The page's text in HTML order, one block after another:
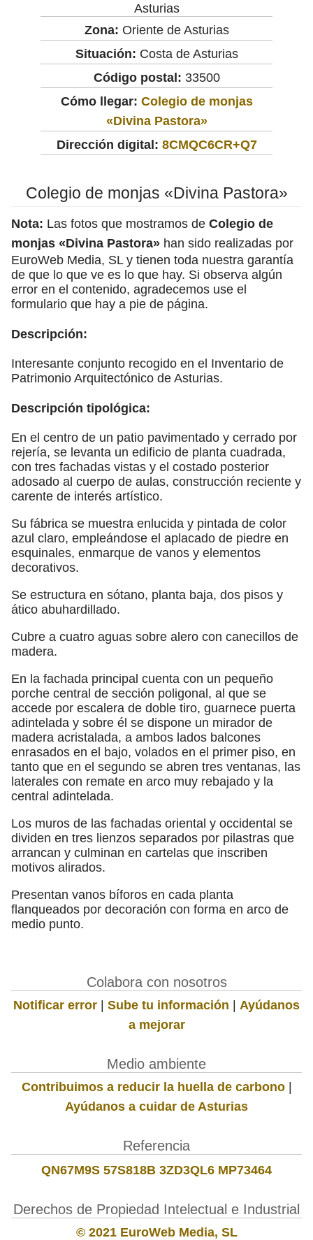
Asturias
Zona: Oriente de Asturias
Situación: Costa de Asturias
Código postal: 33500
Cómo llegar: Colegio de monjas
«Divina Pastora»
Dirección digital: 8CMQC6CR+Q7
Colegio de monjas «Divina Pastora»
Nota: Las fotos que mostramos de Colegio de
monjas «Divina Pastora» han sido realizadas por
EuroWeb Media, SL y tienen toda nuestra garantía
de que lo que ve es lo que hay. Si observa algún
error en el contenido, agradecemos use el
formulario que hay a pie de página.
Descripción:
Interesante conjunto recogido en el Inventario de
Patrimonio Arquitectónico de Asturias.
Descripción tipológica:
En el centro de un patio pavimentado y cerrado por
rejería, se levanta un edificio de planta cuadrada,
con tres fachadas vistas y el costado posterior
adosado al cuerpo de aulas, construcción reciente y
carente de interés artístico.
Su fábrica se muestra enlucida y pintada de color
azul claro, empleándose el aplacado de piedre en
esquinales, enmarque de vanos y elementos
decorativos.
Se estructura en sótano, planta baja, dos pisos y
ático abuhardillado.
Cubre a cuatro aguas sobre alero con canecillos de
madera.
En la fachada principal cuenta con un pequeño
porche central de sección poligonal, al que se
accede por escalera de doble tiro, guarnece puerta
adintelada y sobre él se dispone un mirador de
madera acristalada, a ambos lados balcones
enrasados en el bajo, volados en el primer piso, en
tanto que en el segundo se abren tres ventanas, las
laterales con remate en arco muy rebajado y la
central adintelada.
Los muros de las fachadas oriental y occidental se
dividen en tres lienzos separados por pilastras que
arrancan y culminan en cartelas que inscriben
motivos alirados.
Presentan vanos bíforos en cada planta
flanqueados por decoración con forma en arco de
medio punto.
Colabora con nosotros
Notificar error | Sube tu información | Ayúdanos
a mejorar
Medio ambiente
Contribuimos a reducir la huella de carbono|
Ayúdanos a cuidar de Asturias
Referencia
QN67M9S 57S818B 3ZD3QL6 MP73464
Derechos de Propiedad Intelectual e Industrial
© 2021 EuroWeb Media, SL